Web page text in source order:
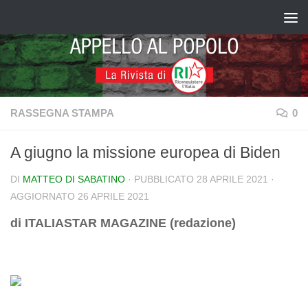
RASSEGNA STAMPA 0
A giugno la missione europea di Biden
DI MATTEO DI SABATINO · PUBBLICATO 28 APRILE 2021 ·
AGGIORNATO 26 APRILE 2021
di ITALIASTAR MAGAZINE (redazione)